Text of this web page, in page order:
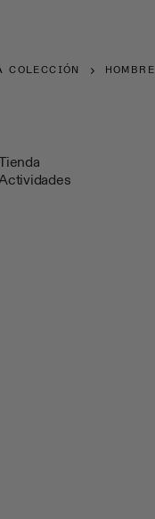
COLECCIÓN HOMBRE